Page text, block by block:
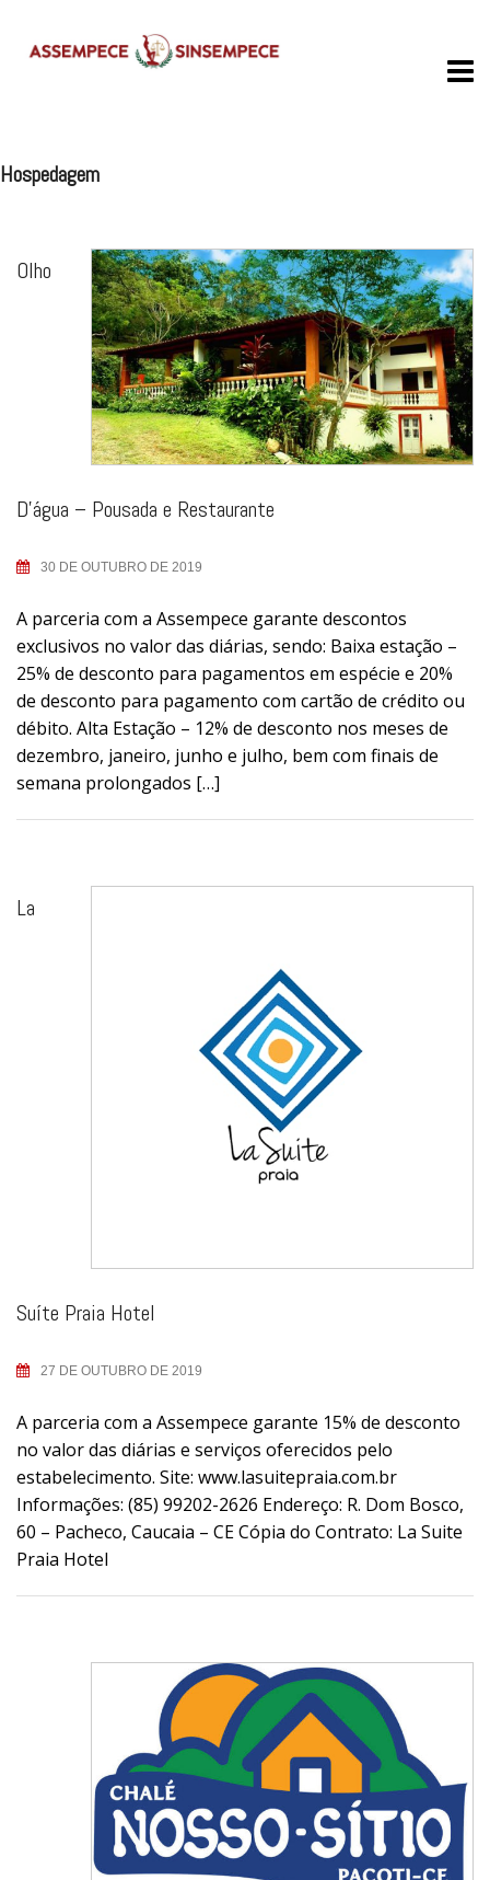
Hospedagem
Olho
D’água – Pousada e Restaurante
30 DE OUTUBRO DE 2019
A parceria com a Assempece garante descontos
exclusivos no valor das diárias, sendo: Baixa estação –
25% de desconto para pagamentos em espécie e 20%
de desconto para pagamento com cartão de crédito ou
débito. Alta Estação – 12% de desconto nos meses de
dezembro, janeiro, junho e julho, bem com finais de
semana prolongados […]
La
Suíte Praia Hotel
27 DE OUTUBRO DE 2019
A parceria com a Assempece garante 15% de desconto
no valor das diárias e serviços oferecidos pelo
estabelecimento. Site: www.lasuitepraia.com.br
Informações: (85) 99202-2626 Endereço: R. Dom Bosco,
60 – Pacheco, Caucaia – CE Cópia do Contrato: La Suite
Praia Hotel